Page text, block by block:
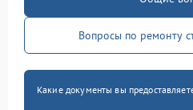
Вопросы по ремонту
Какие документы вы